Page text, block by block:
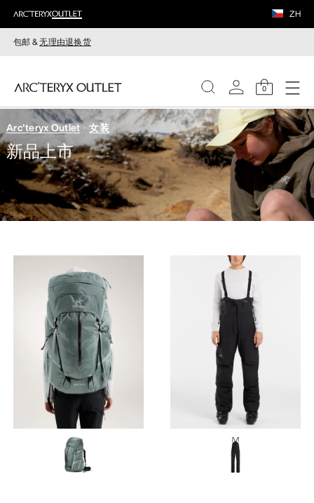
ZH
包邮 &无理由退换货
0
女装
男装
Arc'teryx Outlet 女装
新品上市